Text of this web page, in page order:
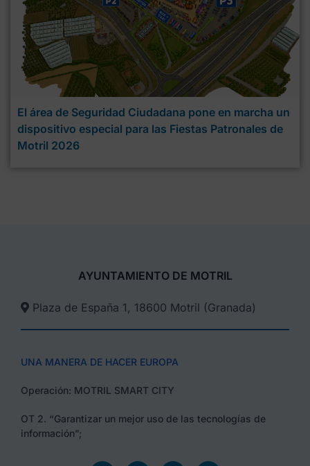
El área de Seguridad Ciudadana pone en marcha un
dispositivo especial para las Fiestas Patronales de
Motril 2026
AYUNTAMIENTO DE MOTRIL
Plaza de España 1, 18600 Motril (Granada)​
UNA MANERA DE HACER EUROPA
Operación: MOTRIL SMART CITY
OT 2. “Garantizar un mejor uso de las tecnologías de
información”;